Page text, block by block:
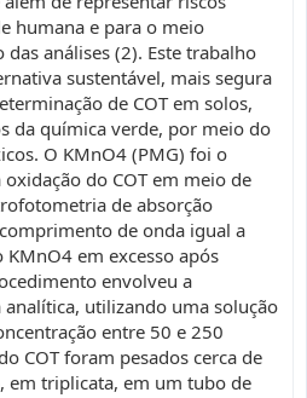
humana e para o meio
análises (2). Este trabalho
sustentável, mais segura
de COT em solos,
da química verde, por meio do
O KMnO4 (PMG) foi o
do COT em meio de
de absorção
de onda igual a
em excesso após
envolveu a
utilizando uma solução
entre 50 e 250
COT foram pesados cerca de
em triplicata, em um tubo de